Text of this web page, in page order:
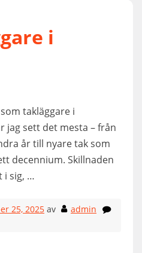
i
takläggare i
jag sett det mesta – från
år till nyare tak som
decennium. Skillnaden
i sig, …
25, 2025 av
admin